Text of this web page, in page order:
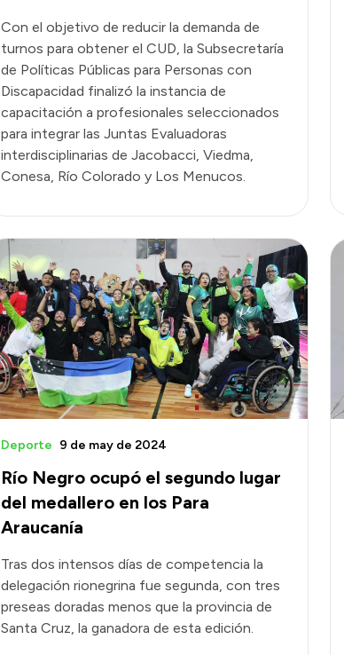
Con el objetivo de reducir la demanda de
turnos para obtener el CUD, la Subsecretaría
de Políticas Públicas para Personas con
Discapacidad finalizó la instancia de
capacitación a profesionales seleccionados
para integrar las Juntas Evaluadoras
interdisciplinarias de Jacobacci, Viedma,
Conesa, Río Colorado y Los Menucos.
Río Negro ocupó el segundo lugar
del medallero en los Para
Araucanía
Deporte 9 de may de 2024
Tras dos intensos días de competencia la
delegación rionegrina fue segunda, con tres
preseas doradas menos que la provincia de
Santa Cruz, la ganadora de esta edición.